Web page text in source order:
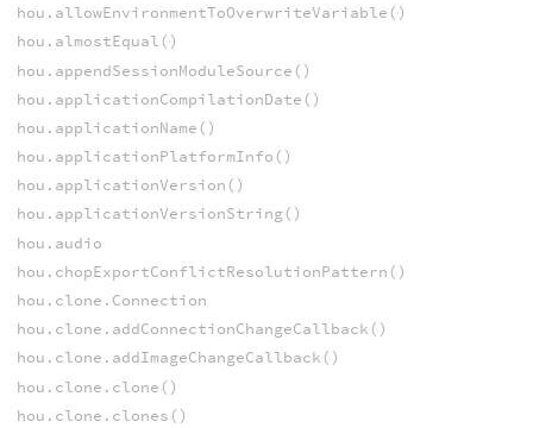
hou.allowEnvironmentToOverwriteVariable()
hou.almostEqual()
hou.appendSessionModuleSource()
hou.applicationCompilationDate()
hou.applicationName()
hou.applicationPlatformInfo()
hou.applicationVersion()
hou.applicationVersionString()
hou.audio
hou.chopExportConflictResolutionPattern()
hou.clone.Connection
hou.clone.addConnectionChangeCallback()
hou.clone.addImageChangeCallback()
hou.clone.clone()
hou.clone.clones()